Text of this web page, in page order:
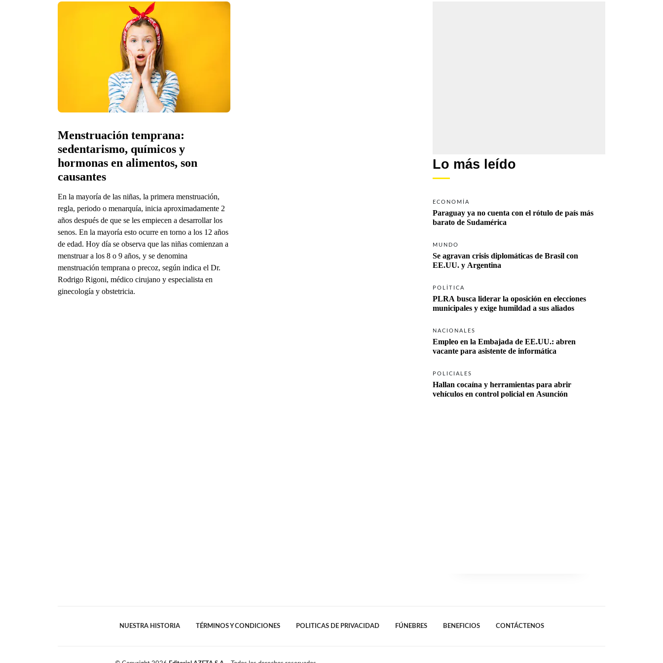
Menstruación temprana:
sedentarismo, químicos y
hormonas en alimentos, son
causantes
En la mayoría de las niñas, la primera menstruación,
regla, periodo o menarquía, inicia aproximadamente 2
años después de que se les empiecen a desarrollar los
senos. En la mayoría esto ocurre en torno a los 12 años
de edad. Hoy día se observa que las niñas comienzan a
menstruar a los 8 o 9 años, y se denomina
menstruación temprana o precoz, según indica el Dr.
Rodrigo Rigoni, médico cirujano y especialista en
ginecología y obstetricia.
Lo más leído
ECONOMÍA
Paraguay ya no cuenta con el rótulo de país más
barato de Sudamérica
MUNDO
Se agravan crisis diplomáticas de Brasil con
EE.UU. y Argentina
POLÍTICA
PLRA busca liderar la oposición en elecciones
municipales y exige humildad a sus aliados
NACIONALES
Empleo en la Embajada de EE.UU.: abren
vacante para asistente de informática
POLICIALES
Hallan cocaína y herramientas para abrir
vehículos en control policial en Asunción
NUESTRA HISTORIA TÉRMINOS Y CONDICIONES POLITICAS DE PRIVACIDAD FÚNEBRES BENEFICIOS CONTÁCTENOS